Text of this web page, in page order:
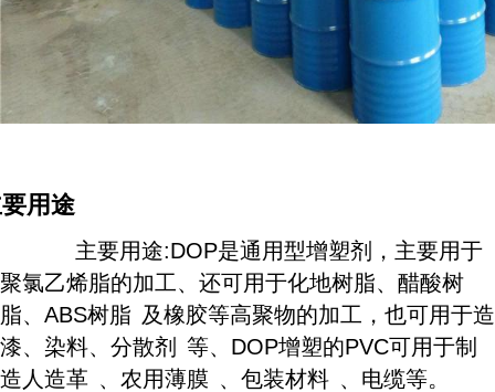
用途
主要用途:DOP是通用型增塑剂，主要用于
聚氯乙烯脂的加工、还可用于化地树脂、醋酸树
脂、 ABS树脂 及橡胶等高聚物的加工，也可用于造
漆、染料、 分散剂
等、DOP增塑的PVC可用于制
造 人造革 、 农用薄膜 、 包装材料 、电缆等。